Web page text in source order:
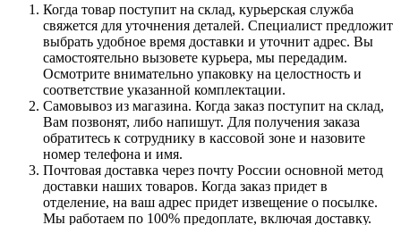
Когда товар поступит на склад, курьерская служба
свяжется для уточнения деталей. Специалист предложит
выбрать удобное время доставки и уточнит адрес. Вы
самостоятельно вызовете курьера, мы передадим.
Осмотрите внимательно упаковку на целостность и
соответствие указанной комплектации.
Самовывоз из магазина. Когда заказ поступит на склад,
Вам позвонят, либо напишут. Для получения заказа
обратитесь к сотруднику в кассовой зоне и назовите
номер телефона и имя.
Почтовая доставка через почту России основной метод
доставки наших товаров. Когда заказ придет в
отделение, на ваш адрес придет извещение о посылке.
Мы работаем по 100% предоплате, включая доставку.